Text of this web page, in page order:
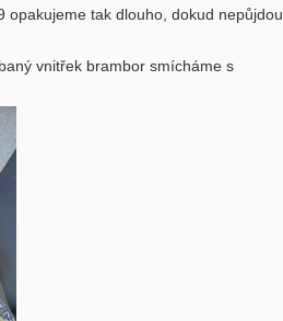
opakujeme tak dlouho, dokud nepůjdou
vnitřek brambor smícháme s